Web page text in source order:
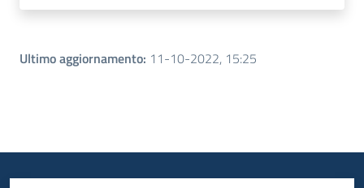
Ultimo aggiornamento: 11-10-2022, 15:25